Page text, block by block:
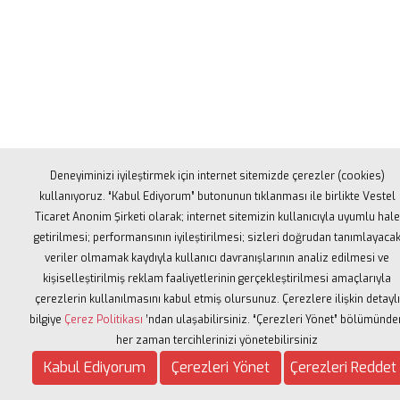
Aydınlatma Metni | Çerez Politikası |Veri Sahibi
Copyrights © 2021 - Vestel Manisa Marathon. Tüm
Deneyiminizi iyileştirmek için internet sitemizde çerezler (cookies)
kullanıyoruz. “Kabul Ediyorum” butonunun tıklanması ile birlikte Vestel
Ticaret Anonim Şirketi olarak; internet sitemizin kullanıcıyla uyumlu hale
getirilmesi; performansının iyileştirilmesi; sizleri doğrudan tanımlayacak
veriler olmamak kaydıyla kullanıcı davranışlarının analiz edilmesi ve
kişiselleştirilmiş reklam faaliyetlerinin gerçekleştirilmesi amaçlarıyla
çerezlerin kullanılmasını kabul etmiş olursunuz. Çerezlere ilişkin detaylı
bilgiye Çerez Politikası ’ndan ulaşabilirsiniz. “Çerezleri Yönet”
her zaman tercihlerinizi yönetebilirsiniz
Kabul Ediyorum Çerezleri Yönet Çerezleri Reddet